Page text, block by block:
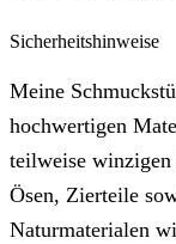
Sicherheitshinweise
Meine
hochwertigen
teilweise
Ösen, Zierteile
Naturmaterialen